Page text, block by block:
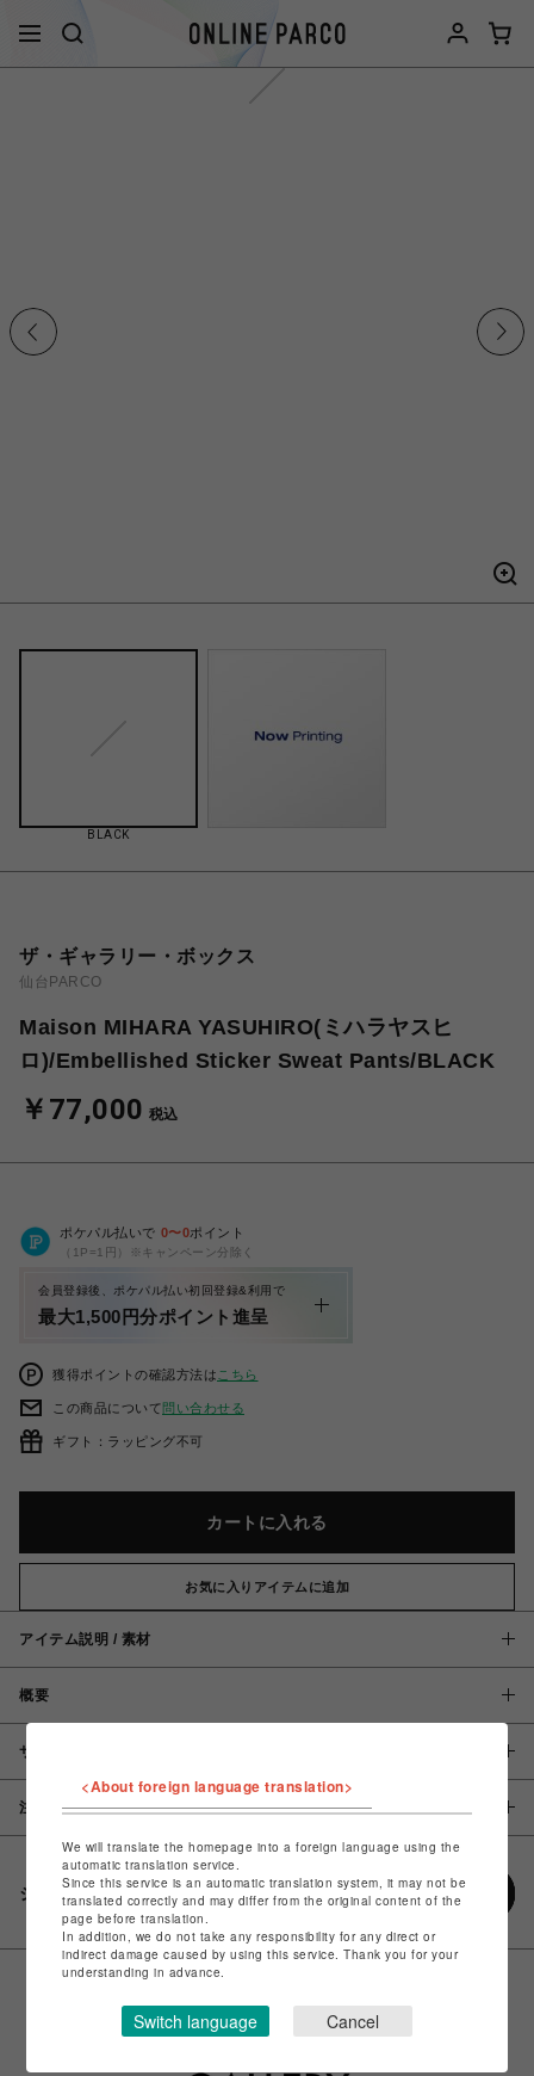
BLACK
ザ・ギャラリー・ボックス
仙台PARCO
Maison MIHARA YASUHIRO(ミハラヤスヒ
ロ)/Embellished Sticker Sweat Pants/BLACK
￥77,000 税込
ポケパル払いで 0〜0ポイント
（1P=1円）※キャンペーン分除く
会員登録後、ポケパル払い初回登録&利用で
最大1,500円分ポイント進呈
獲得ポイントの確認方法は こちら
この商品について問い合わせる
ギフト：ラッピング不可
カートに入れる
お気に入りアイテムに追加
アイテム説明 / 素材
概要
サイズ
注意事項
シェアする
<About foreign language translation>
We will translate the homepage into a foreign language using the
automatic translation service.
Since this service is an automatic translation system, it may not be
translated correctly and may differ from the original content of the
page before translation.
In addition, we do not take any responsibility for any direct or
indirect damage caused by using this service. Thank you for your
understanding in advance.
Switch language Cancel